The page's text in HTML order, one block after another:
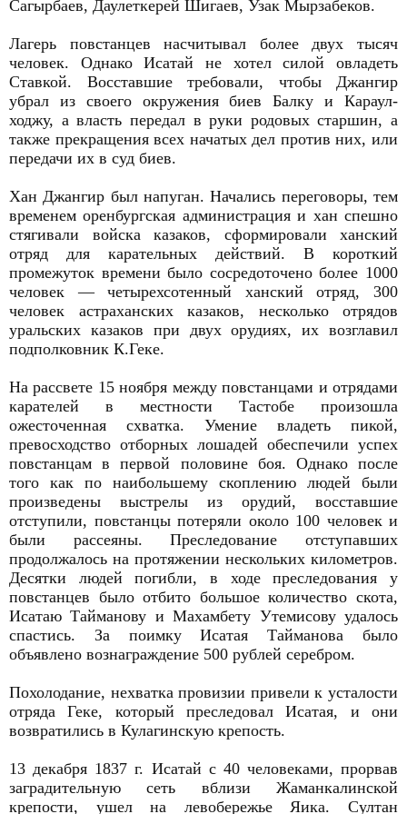
Сагырбаев, Даулеткерей Шигаев, Узак Мырзабеков.
Лагерь повстанцев насчитывал более двух тысяч
человек. Однако Исатай не хотел силой овладеть
Ставкой. Восставшие требовали, чтобы Джангир
убрал из своего окружения биев Балку и Караул-
ходжу, а власть передал в руки родовых старшин, а
также прекращения всех начатых дел против них, или
передачи их в суд биев.
Хан Джангир был напуган. Начались переговоры, тем
временем оренбургская администрация и хан спешно
стягивали войска казаков, сформировали ханский
отряд для карательных действий. В короткий
промежуток времени было сосредоточено более 1000
человек — четырехсотенный ханский отряд, 300
человек астрахан­ских казаков, несколько отрядов
уральских казаков при двух орудиях, их возглавил
подполковник К.Геке.
На рассвете 15 ноября между повстанцами и отрядами
карате­лей в местности Тастобе произошла
ожесточенная схватка. Умение владеть пикой,
превосходство отборных лошадей обеспе­чили успех
повстанцам в первой половине боя. Однако после
того как по наибольшему скоплению людей были
произведены выстре­лы из орудий, восставшие
отступили, повстанцы потеряли около 100 человек и
были рассеяны. Преследование отступавших
продолжалось на протяжении нескольких километров.
Десятки людей погибли, в ходе преследования у
повстанцев было отбито большое количество скота,
Исатаю Тайманову и Махамбету Утемисову удалось
спастись. За поимку Исатая Тайманова было
объявлено вознаграждение 500 рублей серебром.
Похолодание, нехватка провизии привели к усталости
отряда Геке, который преследовал Исатая, и они
возвратились в Кулагинскую крепость.
13 декабря 1837 г. Исатай с 40 человеками, прорвав
заградительную сеть вблизи Жаманкалинской
крепости, ушел на левобережье Яика. Султан